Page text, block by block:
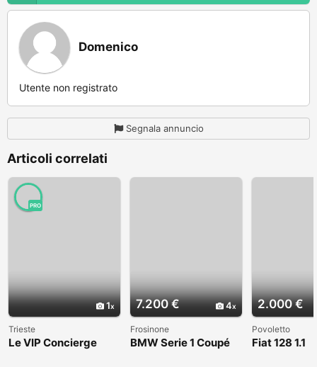
Domenico
Utente non registrato
Segnala annuncio
Articoli correlati
1
PRO
Trieste
Le VIP Concierge
7.200 € 4
Frosinone
BMW Serie 1 Coupé
2.000 €
Povoletto
Fiat 128 1.1